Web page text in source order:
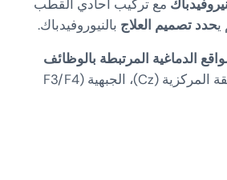
مع تركيب أحادي القطب
يحدد تصميم العلاج بالنيوروفيدباك.
الدماغية المرتبطة بالوظائف
: المنطقة المركزية (Cz)، الجبهية (F3/F4